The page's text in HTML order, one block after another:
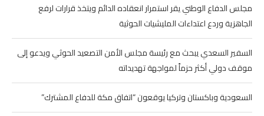
مجلس الدفاع الوطني يقر استمرار انعقاده الدائم ويتخذ قرارات لرفع
الجاهزية وردع اعتداءات المليشيات الحوثية
السفير السعدي يبحث مع رئيسة مجلس الأمن التصعيد الحوثي ويدعو إلى
موقف دولي أكثر حزماً لمواجهة تهديداته
السعودية وباكستان وتركيا يوقعون “اتفاق مكة للدفاع المشترك”